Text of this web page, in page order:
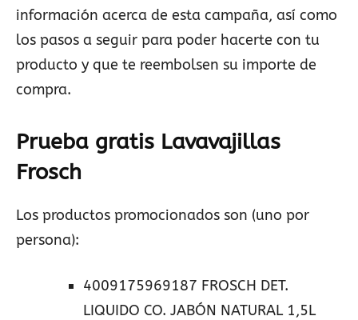
información acerca de esta campaña, así como
los pasos a seguir para poder hacerte con tu
producto y que te reembolsen su importe de
compra.
Prueba gratis Lavavajillas
Frosch
Los productos promocionados son (uno por
persona):
4009175969187 FROSCH DET.
LIQUIDO CO. JABÓN NATURAL 1,5L